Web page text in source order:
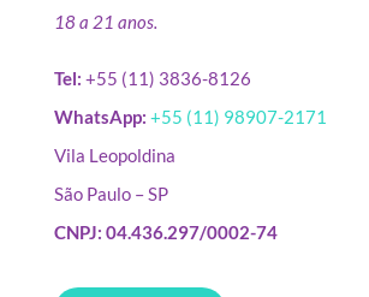
18 a 21 anos.
Tel: +55 (11) 3836-8126
WhatsApp: +55 (11) 98907-2171
Vila Leopoldina
São Paulo – SP
CNPJ: 04.436.297/0002-74